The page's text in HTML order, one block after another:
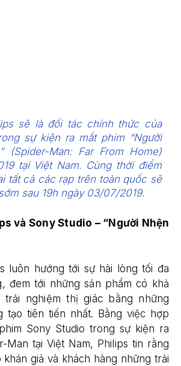
sẽ là đối tác chính thức của
sự kiện ra mắt phim “Người
(Spider-Man: Far From Home)
tại Việt Nam. Cùng thời điểm
tất cả các rạp trên toàn quốc sẽ
sau 19h ngày 03/07/2019.
và Sony Studio – “Người Nhện
luôn hướng tới sự hài lòng tối đa
đem tới những sản phẩm có khả
trải nghiệm thị giác bằng những
tạo tiên tiến nhất. Bằng việc hợp
Sony Studio trong sự kiện ra
Man tại Việt Nam, Philips tin rằng
giả và khách hàng những trải